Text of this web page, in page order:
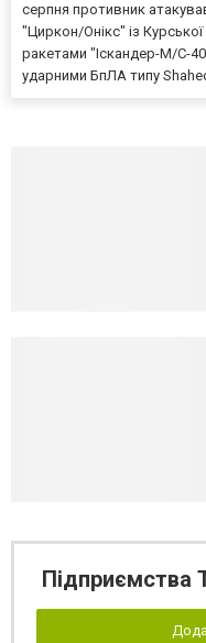
серпня противник
"Циркон/Онікс" із
ракетами "Іскандер-М/С-
ударними БпЛА типу
Підприємства